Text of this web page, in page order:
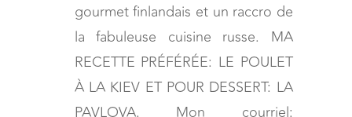
gourmet finlandais et un raccro de
la fabuleuse cuisine russe. MA
RECETTE PRÉFÉRÉE: LE POULET
À LA KIEV ET POUR DESSERT: LA
PAVLOVA. Mon courriel: